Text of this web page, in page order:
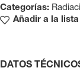
Categorías:
Añadir a la
DATOS